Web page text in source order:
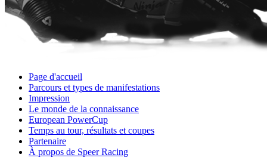
Page d'accueil
Parcours et types de manifestations
Impression
Le monde de la connaissance
European PowerCup
Temps au tour, résultats et coupes
Partenaire
À propos de Speer Racing